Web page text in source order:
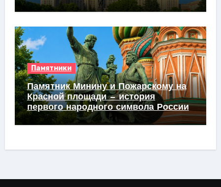
Памятники
Памятник Минину и Пожарскому на
Красной площади — история
первого народного символа России